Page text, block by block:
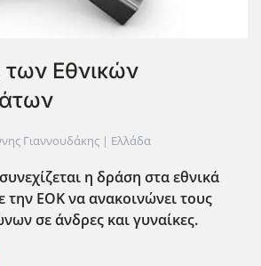
των Εθνικών
Γιαννουδάκης | Ελλάδα
η δράση στα εθνικά
την ΕΟΚ να ανακοινώνει τους
σε άνδρες και γυναίκες.